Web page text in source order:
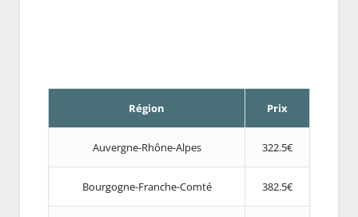
Région Prix
Auvergne-Rhône-Alpes 322.5€
Bourgogne-Franche-Comté 382.5€